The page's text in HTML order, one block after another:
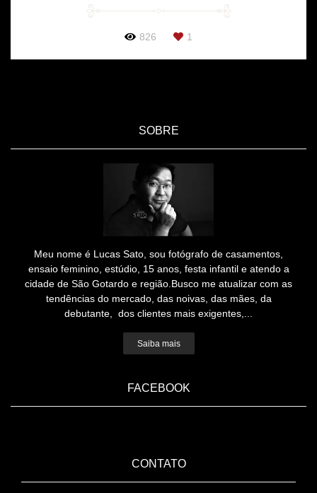
826 1
SOBRE
Meu nome é Lucas Sato, sou fotógrafo de casamentos,
ensaio feminino, estúdio, 15 anos, festa infantil e atendo a
cidade de São Gotardo e região.Busco me atualizar com as
tendências do mercado, das noivas, das mães, da
debutante, dos clientes mais exigentes,...
Saiba mais
FACEBOOK
CONTATO